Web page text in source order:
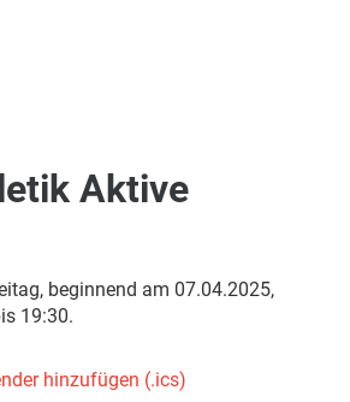
Aktive
beginnend am 07.04.2025,
19:30.
hinzufügen (.ics)